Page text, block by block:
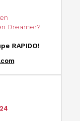
Dreamer?
RAPIDO!